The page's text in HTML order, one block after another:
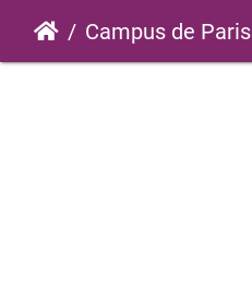
Campus de Paris